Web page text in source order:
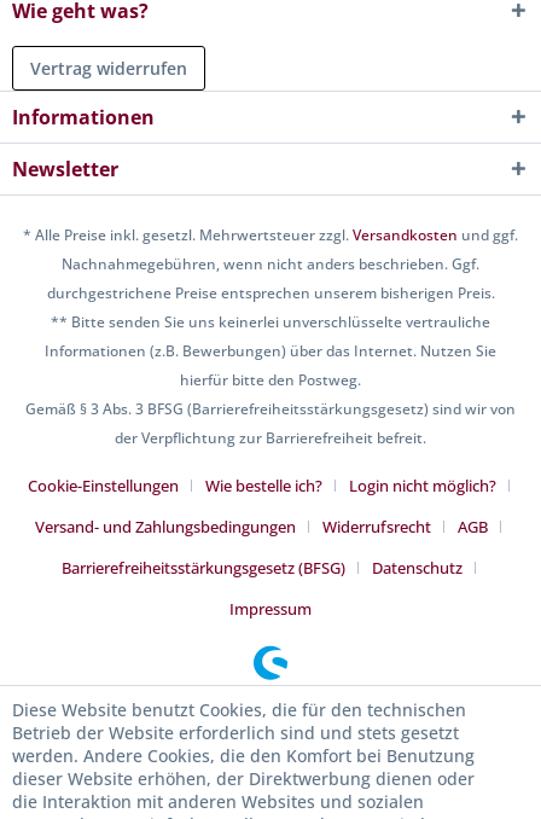
Wie geht was?
Vertrag widerrufen
Informationen
Newsletter
* Alle Preise inkl. gesetzl. Mehrwertsteuer zzgl.Versandkosten und ggf.
Nachnahmegebühren, wenn nicht anders beschrieben. Ggf.
durchgestrichene Preise entsprechen unserem bisherigen Preis.
** Bitte senden Sie uns keinerlei unverschlüsselte vertrauliche
Informationen (z.B. Bewerbungen) über das Internet. Nutzen Sie
hierfür bitte den Postweg.
Gemäß § 3 Abs. 3 BFSG (Barrierefreiheitsstärkungsgesetz) sind wir von
der Verpflichtung zur Barrierefreiheit befreit.
Cookie-Einstellungen Wie bestelle ich?
Login nicht möglich?
Versand- und Zahlungsbedingungen
Widerrufsrecht
AGB
Barrierefreiheitsstärkungsgesetz (BFSG)
Datenschutz
Impressum
Diese Website benutzt Cookies, die für den technischen
Betrieb der Website erforderlich sind und stets gesetzt
werden. Andere Cookies, die den Komfort bei Benutzung
dieser Website erhöhen, der Direktwerbung dienen oder
die Interaktion mit anderen Websites und sozialen